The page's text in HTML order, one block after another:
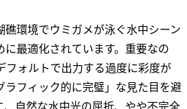
礁環境でウミガメが泳ぐ水中シーン
に最適化されています。重要なの
フォルトで出力する過度に彩度が
ラフィック的に完璧」な見た目を避
、自然な水中光の屈折、やや不完全